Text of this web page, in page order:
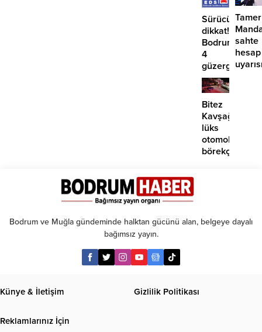
Sürücüler
dikkat!
Bodrum’da
4
güzergahta
EDS
başlıyor
Tamer
sahte
hesap
Bitez
Kavşağı’nda
lüks
otomobil
börekçiye
Bodrum ve Muğla gündeminde halktan gücünü alan, belgeye dayalı
bağımsız yayın.
Künye & İletişim Gizlilik Politikası
Reklamlarınız İçin